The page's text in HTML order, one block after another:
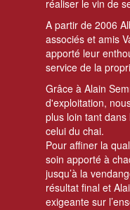
réaliser le vin de
A partir de 2006
associés et amis
apporté leur
service de la
Grâce à Alain
d'exploitation,
plus loin tant
celui du chai.
Pour affiner la
soin apporté à
jusqu’à la
résultat final et
exigeante sur